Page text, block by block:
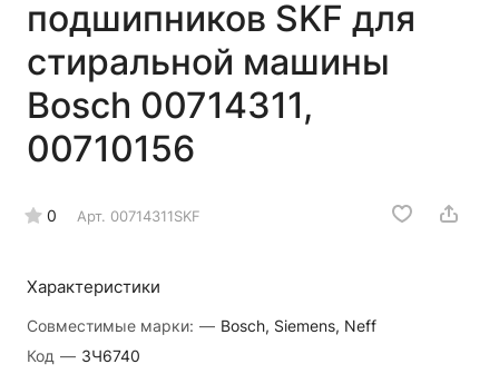
подшипников SKF для
стиральной машины
Bosch 00714311,
00710156
0 Арт. 00714311SKF
Характеристики
Совместимые марки: — Bosch, Siemens, Neff
Код — ЗЧ6740